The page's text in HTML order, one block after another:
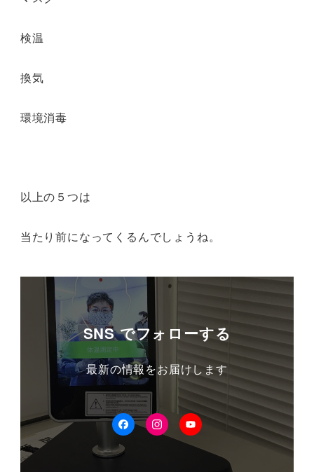
検温
換気
環境消毒
以上の５つは
当たり前になってくるんでしょうね。
SNS でフォローする
最新の情報をお届けします
facebookInstagramYouTube